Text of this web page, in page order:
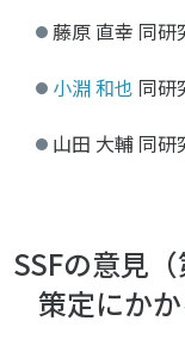
藤原 直幸 同研
小淵 和也 同研
山田 大輔 同研
SSFの意見
策定にか